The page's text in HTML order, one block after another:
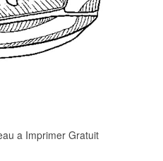
a Imprimer Gratuit